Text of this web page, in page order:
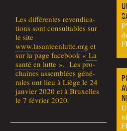
Les dif­fé­rentes reven­di­ca­
tions sont consul­tables sur
le site
www.lasanteenlutte.org et
sur la page face­book «La
san­té en lutte ». Les pro­
chaines assem­blées géné­
rales ont lieu à Liège le 24
jan­vier 2020 et à Bruxelles
le 7 février 2020.